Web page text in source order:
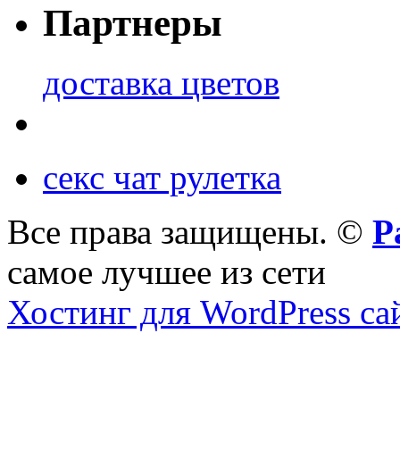
Партнеры
доставка цветов
секс чат рулетка
Все права защищены. ©
самое лучшее из сети
Хостинг для WordPress